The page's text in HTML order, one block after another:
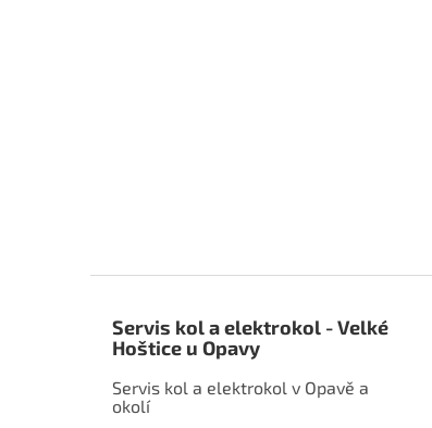
Servis kol a elektrokol - Velké
Hoštice u Opavy
Servis kol a elektrokol v Opavě a
okolí